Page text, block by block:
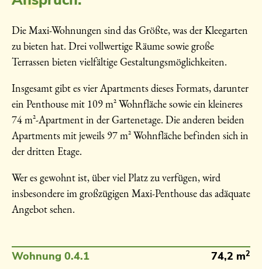
Die Maxi-Wohnungen sind das Größte, was der Kleegarten
zu bieten hat. Drei vollwertige Räume sowie große
Terrassen bieten vielfältige Gestaltungsmöglichkeiten.
Insgesamt gibt es vier Apartments dieses Formats, darunter
ein Penthouse mit 109 m² Wohnfläche sowie ein kleineres
74 m²-Apartment in der Gartenetage. Die anderen beiden
Apartments mit jeweils 97 m² Wohnfläche befinden sich in
der dritten Etage.
Wer es gewohnt ist, über viel Platz zu verfügen, wird
insbesondere im großzügigen Maxi-Penthouse das adäquate
Angebot sehen.
Wohnung 0.4.1 74,2 m2